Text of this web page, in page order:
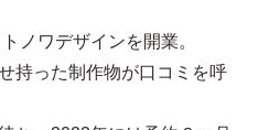
ノワデザインを開業。
持った制作物が口コミを呼